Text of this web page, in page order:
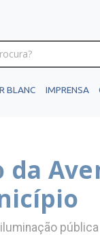
BLANC IMPRENSA
pública